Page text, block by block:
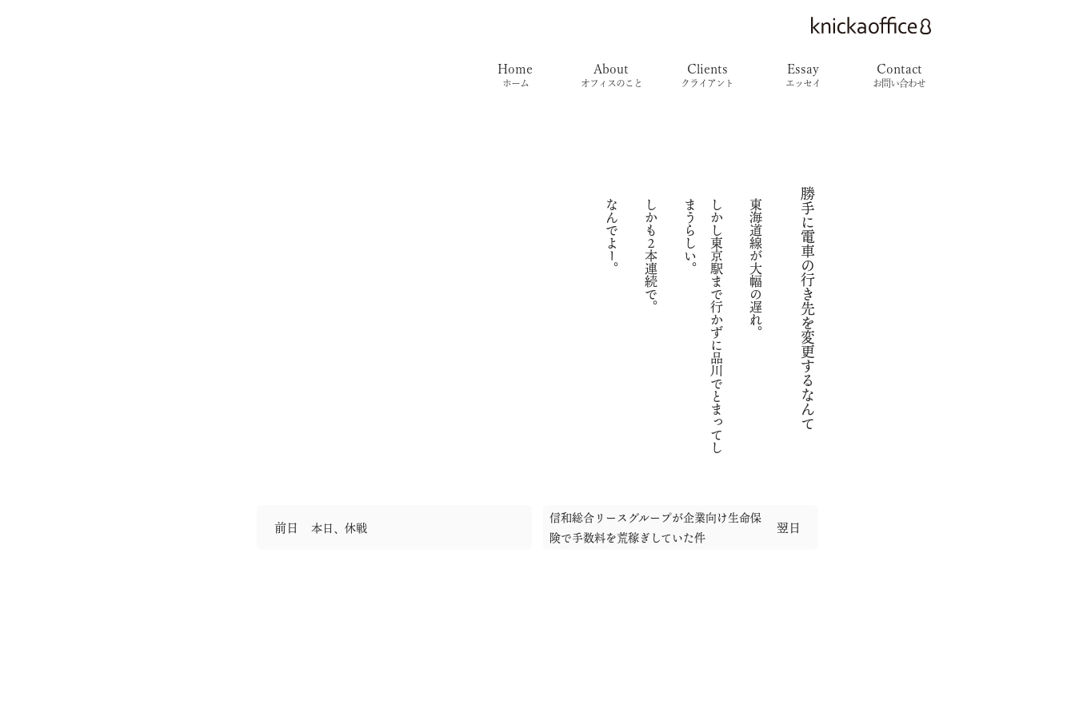
Home
ホーム
About
オフィスのこと
Clients
クライアント
Essay
エッセイ
Contact
お問い合わせ
勝手に電車の行き先を変更するなんて
東海道線が大幅の遅れ。
し
か
し
東
京
駅
ま
で
行
か
ず
に
品
川
で
と
ま
っ
て
し
ま
う
ら
し
い
。
しかも２本連続で。
なんでよー。
前日 本日、休戦
信和総合リースグループが企業向け生命保
険で手数料を荒稼ぎしていた件
翌日